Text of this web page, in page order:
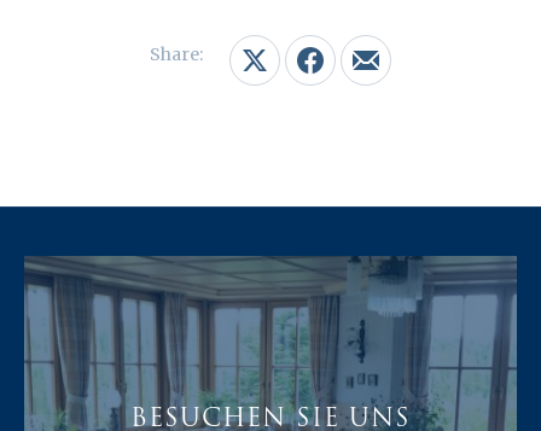
Share:
Share on XShare on Facebook
Share by Email
BESUCHEN SIE UNS